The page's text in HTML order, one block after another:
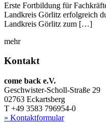
Erste Fortbildung für
Landkreis Görlitz erfolgreich
Landkreis Görlitz zum […]
mehr
Kontakt
come back e.V.
Geschwister-Scholl-Straße 29
02763 Eckartsberg
T +49 3583 796954-0
» Kontaktformular